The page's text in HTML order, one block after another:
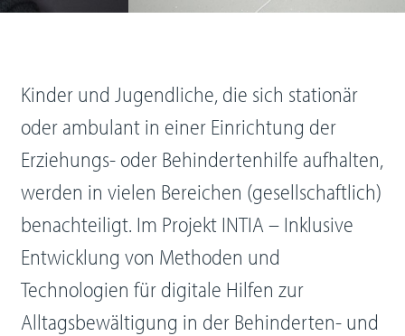
Kinder und Jugendliche, die sich stationär
oder ambulant in einer Einrichtung der
Erziehungs- oder Behindertenhilfe aufhalten,
werden in vielen Bereichen (gesellschaftlich)
benachteiligt. Im Projekt INTIA – Inklusive
Entwicklung von Methoden und
Technologien für digitale Hilfen zur
Alltagsbewältigung in der Behinderten- und